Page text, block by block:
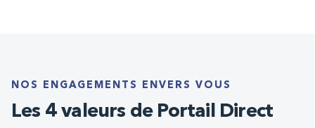
NOS ENGAGEMENTS ENVERS VOUS
Les 4 valeurs de Portail Direct